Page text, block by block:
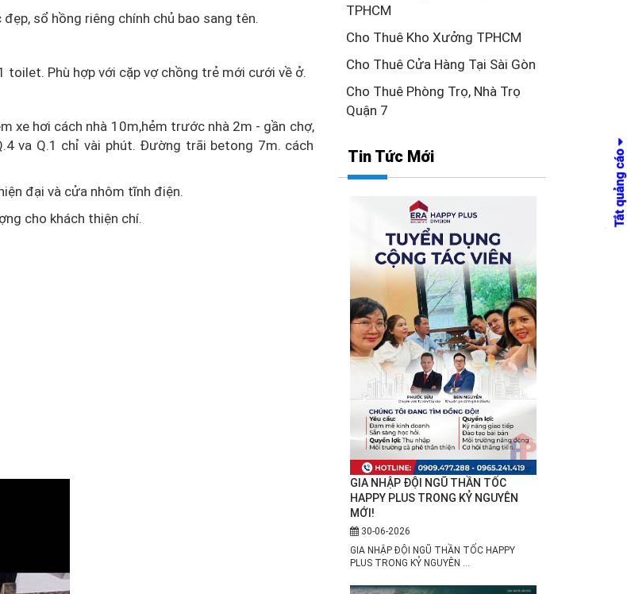
sổ hồng riêng chính chủ bao sang tên.
Phù hợp với cặp vợ chồng trẻ mới cưới về ở.
xe hơi cách nhà 10m,hẻm trước nhà 2m - gần chợ,
va Q.1 chỉ vài phút. Đường trãi betong 7m. cách
đại và cửa nhôm tĩnh điện.
cho khách thiện chí.
TPHCM
Cho Thuê Kho Xưởng TPHCM
Cho Thuê Cửa Hàng Tại Sài Gòn
Cho Thuê Phòng Trọ, Nhà Trọ
Quận 7
Tin Tức Mới
GIA NHẬP ĐỘI NGŨ THẦN TỐC
HAPPY PLUS TRONG KỶ NGUYÊN
MỚI!
30-06-2026
GIA NHẬP ĐỘI NGŨ THẦN TỐC HAPPY
PLUS TRONG KỶ NGUYÊN ...